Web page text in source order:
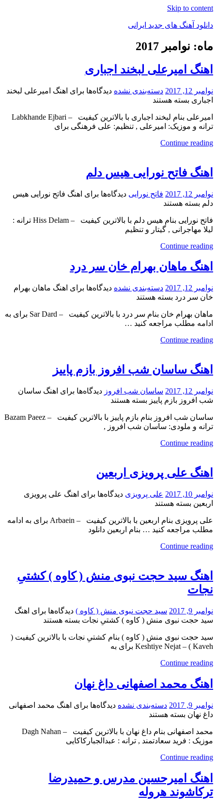
Skip to content
دانلود آهنگ های جدید ایرانی
دانلود
آلبوم
موزیک
ماه: نوامبر 2017
اهنگ امیرعلی لبخند اجباری
نوامبر 12, 2017 دسته‌بندی نشده دیدگاه‌ها برای اهنگ امیرعلی لبخند
اجباری بسته هستند
امیرعلی بنام لبخند اجباری با بالاترین کیفیت – Labkhande Ejbari
ترانه و موزیک: امیرعلی , تنظیم: علی فرهنگی برای
Continue reading
اهنگ فاتح نورایی هیس دلم
نوامبر 12, 2017 فاتح نورایی دیدگاه‌ها برای اهنگ فاتح نورایی هیس
دلم بسته هستند
فاتح نورایی بنام هیس دلم با بالاترین کیفیت – Hiss Delam ترانه :
لیلا مهاجرانی , گیتار و تنظیم
Continue reading
اهنگ ماهان بهرام خان سر درد
نوامبر 12, 2017 دسته‌بندی نشده دیدگاه‌ها برای اهنگ ماهان بهرام
خان سر درد بسته هستند
ماهان بهرام خان بنام سر درد با بالاترین کیفیت – Sar Dard برای به
ادامه مطلب مراجعه کنید …
Continue reading
اهنگ ساسان شب افروز بازم پاییز
نوامبر 12, 2017 ساسان شب افروز دیدگاه‌ها برای اهنگ ساسان
شب افروز بازم پاییز بسته هستند
ساسان شب افروز بنام بازم پاییز با بالاترین کیفیت – Bazam Paeez
ترانه و ملودی: ساسان شب افروز ,
Continue reading
اهنگ علی پرویزی اربعین
نوامبر 10, 2017 علی پرویزی دیدگاه‌ها برای اهنگ علی پرویزی
اربعین بسته هستند
علی پرویزی بنام اربعین با بالاترین کیفیت – Arbaein برای به ادامه
مطلب مراجعه کنید … بنام اربعین دانلود
Continue reading
اهنگ سید حجت نبوی منش ( کاوه ) کشتىِ
نجات
نوامبر 9, 2017 سید حجت نبوی منش ( کاوه ) دیدگاه‌ها برای اهنگ
سید حجت نبوی منش ( کاوه ) کشتىِ نجات بسته هستند
سید حجت نبوی منش ( کاوه ) بنام کشتىِ نجات با بالاترین کیفیت (
Kaveh ) – Keshtiye Nejat برای به
Continue reading
اهنگ محمد اصفهانی داغ نهان
نوامبر 9, 2017 دسته‌بندی نشده دیدگاه‌ها برای اهنگ محمد اصفهانی
داغ نهان بسته هستند
محمد اصفهانی بنام داغ نهان با بالاترین کیفیت – Dagh Nahan
موزیک : فرید سعادتمند , ترانه : عبدالجبارکاکایی
Continue reading
اهنگ امیرحسین مدرس و حمیدرضا
ترکاشوند هروله